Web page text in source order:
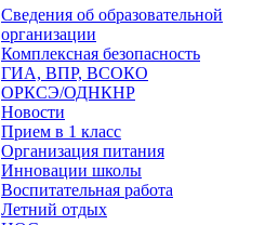
Сведения об образовательной
организации
Комплексная безопасность
ГИА, ВПР, ВСОКО
ОРКСЭ/ОДНКНР
Новости
Прием в 1 класс
Организация питания
Инновации школы
Воспитательная работа
Летний отдых